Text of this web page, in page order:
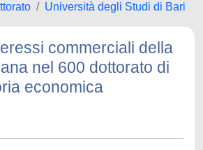
Università degli Studi di Bari
commerciali della
nel 600 dottorato di
economica